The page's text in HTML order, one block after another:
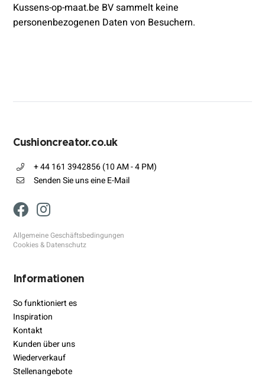
Kussens-op-maat.be BV sammelt keine
personenbezogenen Daten von Besuchern.
Cushioncreator.co.uk
+ 44 161 3942856 (10 AM - 4 PM)
Senden Sie uns eine E-Mail
Allgemeine Geschäftsbedingungen
Cookies & Datenschutz
Informationen
So funktioniert es
Inspiration
Kontakt
Kunden über uns
Wiederverkauf
Stellenangebote